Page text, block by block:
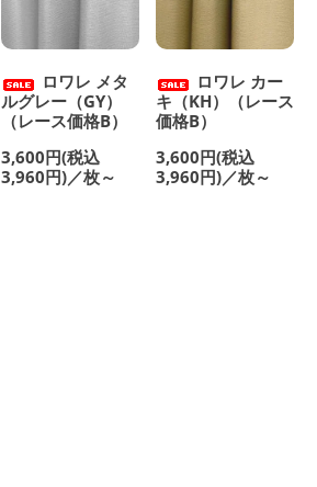
ロワレ メタ
ルグレー（GY）
（レース価格B）
3,600円(税込
3,960円)／枚～
ロワレ カー
キ（KH）（レース
価格B）
3,600円(税込
3,960円)／枚～